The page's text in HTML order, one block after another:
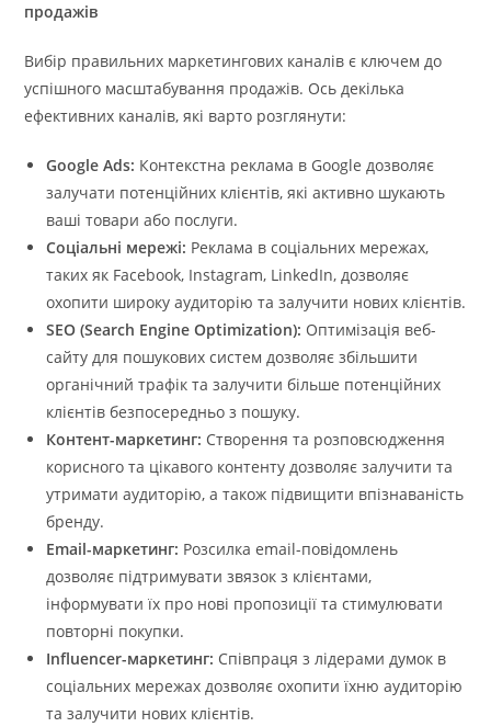
продажів
Вибір правильних маркетингових каналів є ключем до
успішного масштабування продажів. Ось декілька
ефективних каналів, які варто розглянути:
Google Ads: Контекстна реклама в Google дозволяє
залучати потенційних клієнтів, які активно шукають
ваші товари або послуги.
Соціальні мережі: Реклама в соціальних мережах,
таких як Facebook, Instagram, LinkedIn, дозволяє
охопити широку аудиторію та залучити нових клієнтів.
SEO (Search Engine Optimization): Оптимізація веб-
сайту для пошукових систем дозволяє збільшити
органічний трафік та залучити більше потенційних
клієнтів безпосередньо з пошуку.
Контент-маркетинг: Створення та розповсюдження
корисного та цікавого контенту дозволяє залучити та
утримати аудиторію, а також підвищити впізнаваність
бренду.
Email-маркетинг: Розсилка email-повідомлень
дозволяє підтримувати звязок з клієнтами,
інформувати їх про нові пропозиції та стимулювати
повторні покупки.
Influencer-маркетинг: Співпраця з лідерами думок в
соціальних мережах дозволяє охопити їхню аудиторію
та залучити нових клієнтів.